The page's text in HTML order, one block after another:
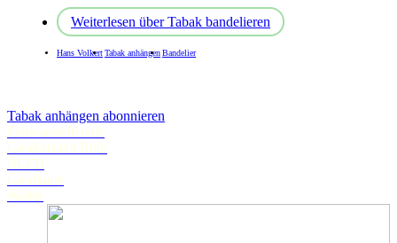
Weiterlesen über Tabak bandelieren
Hans VolkertTabak anhängenBandelier
Tabak anhängen abonnieren
Schwanstetten.de
Landratsamt Roth
BLFD
Landkarte
Wetter